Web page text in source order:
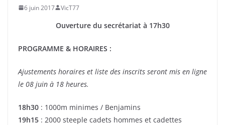
6 juin 2017 VicT77
Ouverture du secrétariat à 17h30
PROGRAMME & HORAIRES :
Ajustements horaires et liste des inscrits seront mis en ligne
le 08 juin à 18 heures.
18h30 : 1000m minimes / Benjamins
19h15 : 2000 steeple cadets hommes et cadettes